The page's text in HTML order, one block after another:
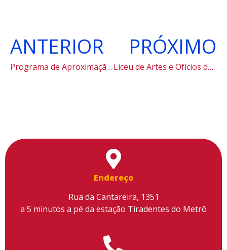
ANTERIOR
Programa de Aproximação com o Vestibulando #VCnaPUC
PRÓXIMO
Liceu de Artes e Ofícios de São Paulo recebe R$ 1,3 milhão da Enel para laboratórios de eficiência energética.
Endereço
Rua da Cantareira, 1351
a 5 minutos a pé da estação Tiradentes do Metrô